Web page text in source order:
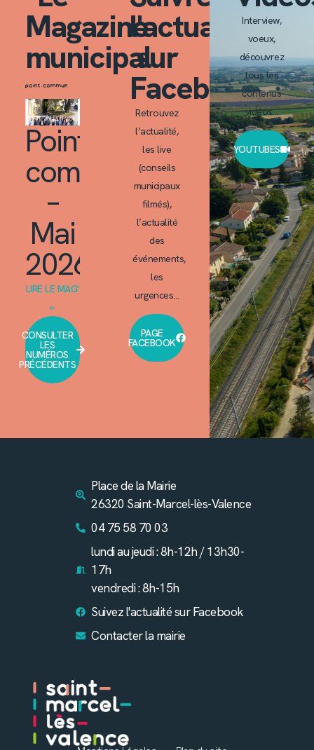
Magazine
municipal
Point
commun
–
Mai
2026
LIRE LE MAG'
»
CONSULTER
LES
NUMÉROS
PRÉCÉDENTS
l'actualité
sur
Facebook
Retrouvez
l’actualité,
les live
(conseils
municipaux
filmés),
l’actualité
des
événements,
les
urgences…
PAGE
FACEBOOK
Interview,
voeux,
découvrez
tous les
contenus
vidéos…
YOUTUBES
Place de la Mairie
26320 Saint-Marcel-lès-Valence
04 75 58 70 03
lundi au jeudi : 8h-12h / 13h30-
17h
vendredi : 8h-15h
Suivez l'actualité sur Facebook
Contacter la mairie